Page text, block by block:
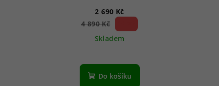
2 690 Kč
4 890 Kč
Skladem
Do košíku